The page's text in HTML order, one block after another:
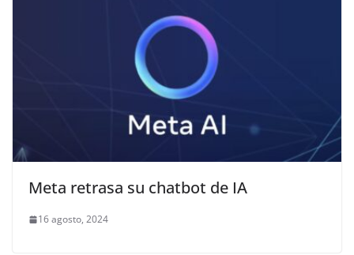
Meta retrasa su chatbot de IA
16 agosto, 2024